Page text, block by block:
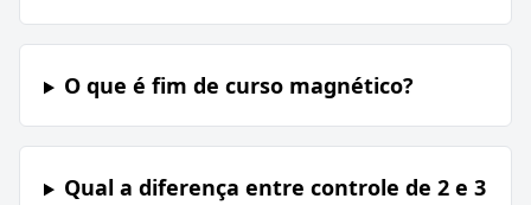
O que é fim de curso magnético?
Qual a diferença entre controle de 2 e 3